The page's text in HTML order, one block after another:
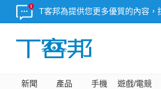
T客邦為提供您更多優質的內容
新聞 產品 手機 遊戲/電競